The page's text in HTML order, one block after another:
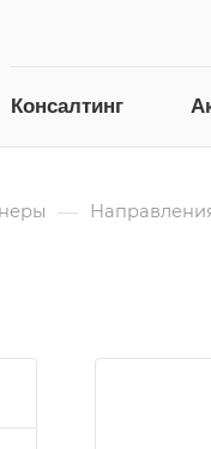
Консалтинг
—